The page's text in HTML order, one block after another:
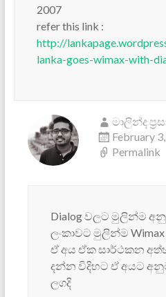
2007
refer this link :
http://
lanka-goes-wimax-with-
මාලින්ද
February
Permalink
Dialog වලට මුලින්ම
ලංකාවට මුලින්ම
ඒ අය ඒක සාර්ථකන
දන්න විදිහට ඒ අයට
ලගදි